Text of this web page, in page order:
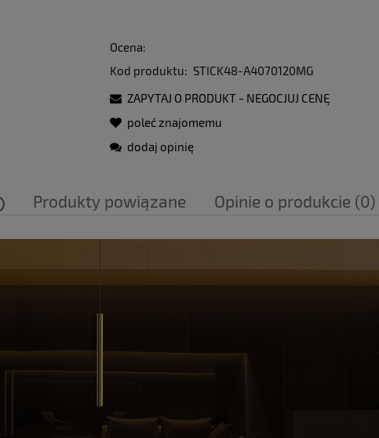
Ocena:
Kod produktu: STICK48-A4070120MG
ZAPYTAJ O PRODUKT - NEGOCJUJ CENĘ
poleć znajomemu
dodaj opinię
Cena nie zawiera ewentualnych kosztów
Produkty powiązane Opinie o produkcie (0)